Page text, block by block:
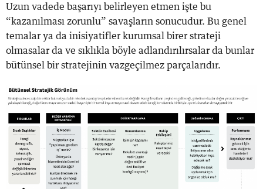
Uzun vadede başarıyı belirleyen etmen işte bu
“kazanılması zorunlu” savaşların sonucudur. Bu genel
temalar ya da inisiyatifler kurumsal birer strateji
olmasalar da ve sıklıkla böyle adlandırılırsalar da bunlar
bütünsel bir stratejinin vazgeçilmez parçalarıdır.